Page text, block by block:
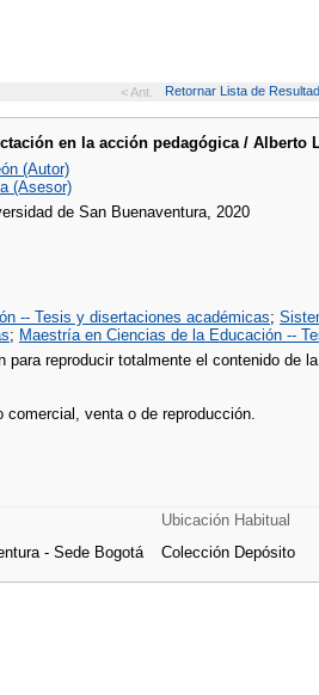
< Ant. Retornar Lista de
en la acción pedagógica / Alberto
(Autor)
(Asesor)
de San Buenaventura, 2020
-- Tesis y disertaciones académicas;
; Maestría en Ciencias de la Educación --
para reproducir totalmente el contenido de
comercial, venta o de reproducción.
Ubicación Habitual
- Sede Bogotá Colección Depósito